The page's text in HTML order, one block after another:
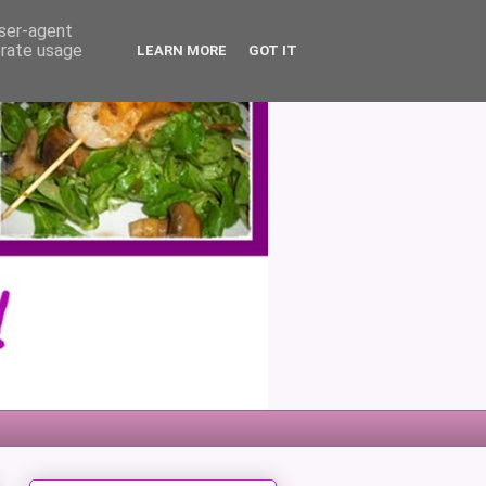
agent
usage
LEARN MORE GOT IT